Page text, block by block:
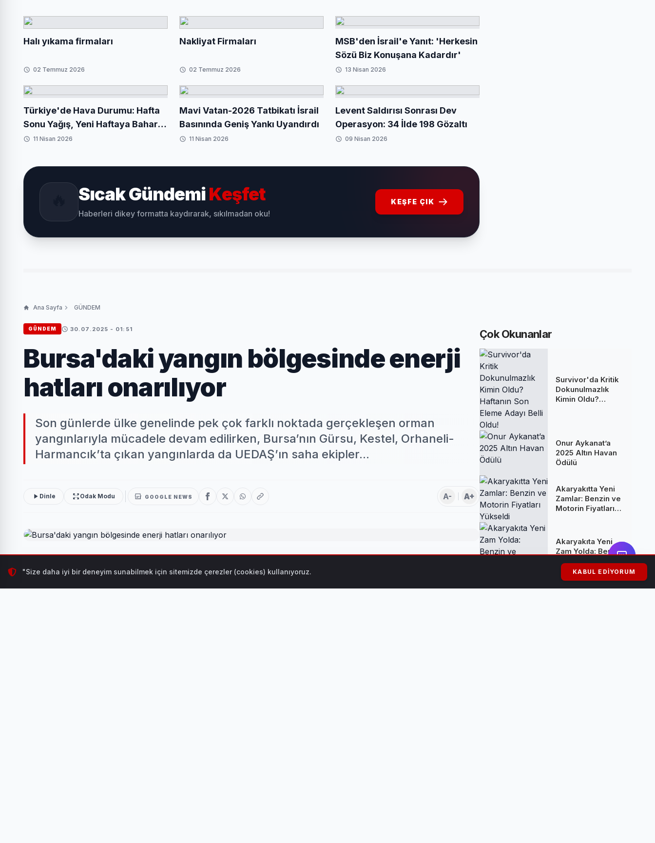
Halı yıkama firmaları
02 Temmuz 2026
Nakliyat Firmaları
02 Temmuz 2026
MSB'den İsrail'e Yanıt: 'Herkesin
Sözü Biz Konuşana Kadardır'
13 Nisan 2026
Türkiye'de Hava Durumu: Hafta
Sonu Yağış, Yeni Haftaya Baharla
Giriş11 Nisan 2026
Mavi Vatan-2026 Tatbikatı İsrail
Basınında Geniş Yankı Uyandırdı
11 Nisan 2026
Levent Saldırısı Sonrası Dev
Operasyon: 34 İlde 198 Gözaltı
09 Nisan 2026
Sıcak GündemiKeşfet
Haberleri dikey formatta kaydırarak, sıkılmadan oku!
KEŞFE ÇIK
Ana Sayfa GÜNDEM
GÜNDEM 30.07.2025 - 01:51
Bursa'daki yangın bölgesinde enerji
hatları onarılıyor
Son günlerde ülke genelinde pek çok farklı noktada gerçekleşen orman
yangınlarıyla mücadele devam edilirken, Bursa’nın Gürsu, Kestel, Orhaneli-
Harmancık’ta çıkan yangınlarda da UEDAŞ’ın saha ekipler...
Dinle Odak Modu GOOGLE NEWS A- A+
Son günlerde ülke genelinde pek çok farklı noktada gerçekleşen orman yangınlarıyla mücadele devam edilirken, Bursa’nın
Gürsu, Kestel, Orhaneli- Harmancık’ta çıkan yangınlarda da UEDAŞ’ın saha ekipleri kesintisiz görevini sürdürüyor.
Çok Okunanlar
Survivor'da Kritik
Dokunulmazlık
Kimin Oldu?
Onur Aykanat’a
2025 Altın Havan
Ödülü
Akaryakıtta Yeni
Zamlar: Benzin ve
Motorin Fiyatları
Akaryakıta Yeni
Zam Yolda: Benzin
ve Motorine
Yüksek Artış
Bekleniyor
"Size daha iyi bir deneyim sunabilmek için sitemizde çerezler (cookies) kullanıyoruz. KABUL EDIYORUM